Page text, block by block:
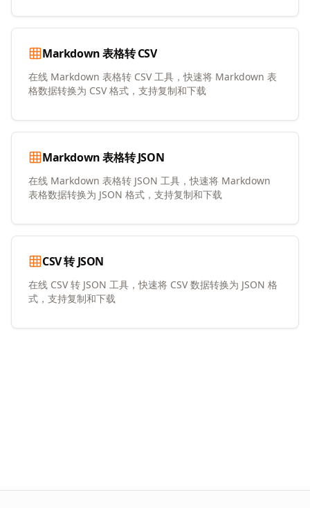
Markdown 表格转 CSV
在线 Markdown 表格转 CSV 工具，快速将 Markdown 表
格数据转换为 CSV 格式，支持复制和下载
Markdown 表格转 JSON
在线 Markdown 表格转 JSON 工具，快速将 Markdown
表格数据转换为 JSON 格式，支持复制和下载
CSV 转 JSON
在线 CSV 转 JSON 工具，快速将 CSV 数据转换为 JSON 格
式，支持复制和下载